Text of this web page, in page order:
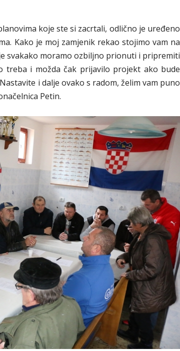
koje ste si zacrtali, odlično je uređeno
Kako je moj zamjenik rekao stojimo vam na
svakako moramo ozbiljno prionuti i pripremiti
treba i možda čak prijavilo projekt ako bude
i dalje ovako s radom, želim vam puno
Petin.